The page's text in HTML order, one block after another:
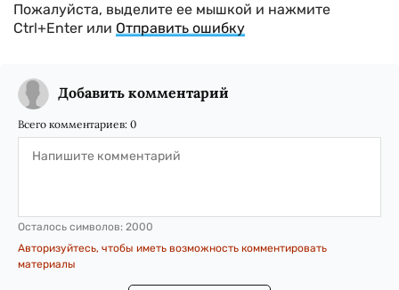
Пожалуйста, выделите ее мышкой и нажмите
Ctrl+Enter или Отправить ошибку
Добавить комментарий
Всего комментариев: 0
Осталось символов: 2000
Авторизуйтесь, чтобы иметь возможность комментировать
материалы